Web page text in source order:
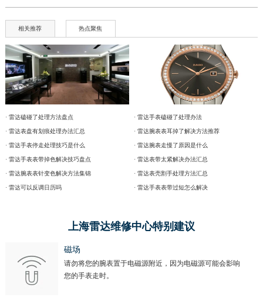
相关推荐 热点聚焦
· 雷达磕碰了处理方法盘点
· 雷达表盘有划痕处理办法汇总
· 雷达手表停走处理技巧是什么
· 雷达手表表带掉色解决技巧盘点
· 雷达腕表表针变色解决方法集锦
· 雷达可以反调日历吗
· 雷达手表磕碰了处理办法
· 雷达腕表表耳掉了解决方法推荐
· 雷达腕表走慢了原因是什么
· 雷达表带太紧解决办法汇总
· 雷达表壳割手处理方法汇总
· 雷达手表表带过短怎么解决
上海雷达维修中心特别建议
磁场
请勿将您的腕表置于电磁源附近，因为电磁源可能会影响
您的手表走时。